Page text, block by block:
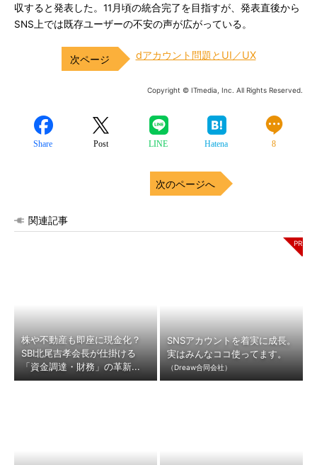
収すると発表した。11月頃の統合完了を目指すが、発表直後から
SNS上では既存ユーザーの不安の声が広がっている。
dアカウント問題とUI／UX
Copyright © ITmedia, Inc. All Rights Reserved.
Share Post LINE Hatena 8
次のページへ
関連記事
株や不動産も即座に現金化？
SBI北尾吉孝会長が仕掛ける
「資金調達・財務」の革新...
SNSアカウントを着実に成長。
実はみんなココ使ってます。
（Dreaw合同会社）